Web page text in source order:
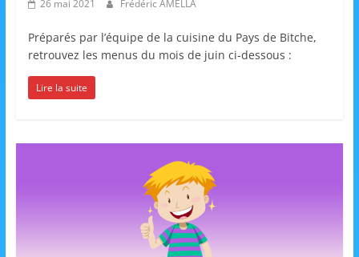
n
s
l
e
C
L
26 mai 2021 Frédéric AMELLA
Préparés par l’équipe de la cuisine du Pays de Bitche,
retrouvez les menus du mois de juin ci-dessous :
Lire la suite